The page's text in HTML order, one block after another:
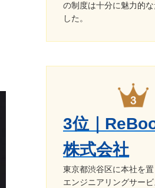
の制度は十分に魅力的
した。
3位｜
株式会社
東京都渋谷区に本社を
エンジニアリングサー